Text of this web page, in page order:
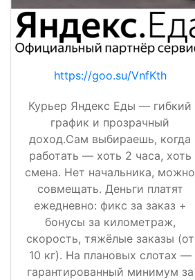
https://goo.su/VnfKth
Курьер Яндекс Еды — гибкий
график и прозрачный
доход.Сам выбираешь, когда
работать — хоть 2 часа, хоть
смена. Нет начальника, можно
совмещать. Деньги платят
ежедневно: фикс за заказ +
бонусы за километраж,
скорость, тяжёлые заказы (от
10 кг). На плановых слотах —
гарантированный минимум за